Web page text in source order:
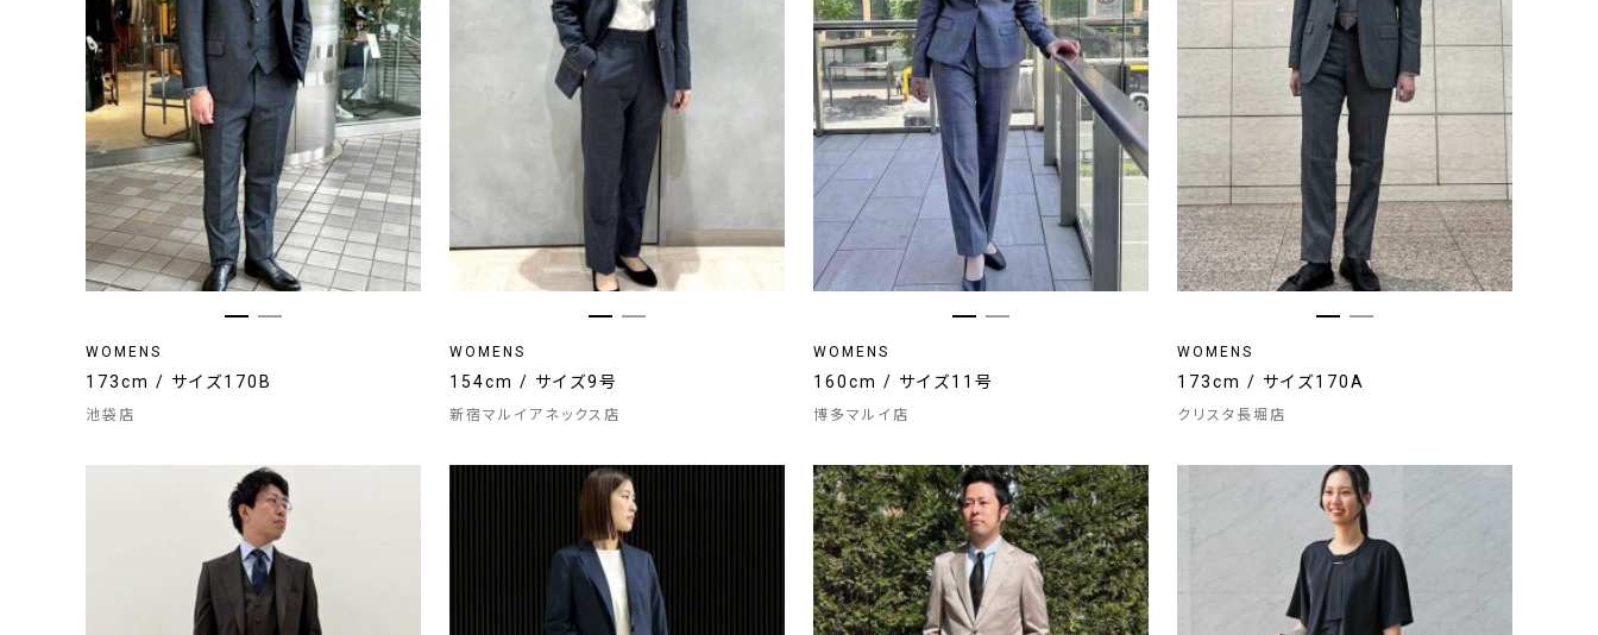
WOMENS
173cm / サイズ170B
池袋店
WOMENS
154cm / サイズ9号
新宿マルイアネックス店
WOMENS
160cm / サイズ11号
博多マルイ店
WOMENS
173cm / サイズ170A
クリスタ長堀店